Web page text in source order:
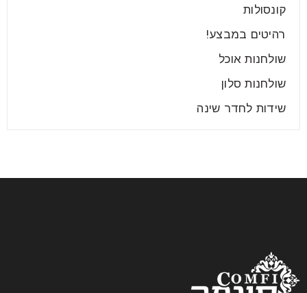
24 יונ
קונסולות
רהיטים במבצע!
שולחנות אוכל
שולחנות סלון
שידות לחדר שינה